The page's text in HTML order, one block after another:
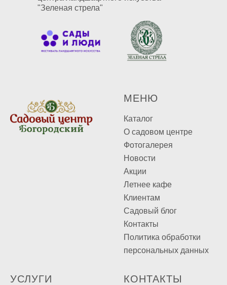
"Зеленая стрела"
МЕНЮ
Каталог
О садовом центре
Фотогалерея
Новости
Акции
Летнее кафе
Клиентам
Садовый блог
Контакты
Политика обработки
персональных данных
УСЛУГИ КОНТАКТЫ